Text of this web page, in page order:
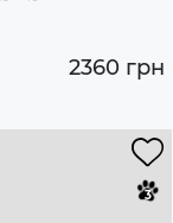
2360 грн